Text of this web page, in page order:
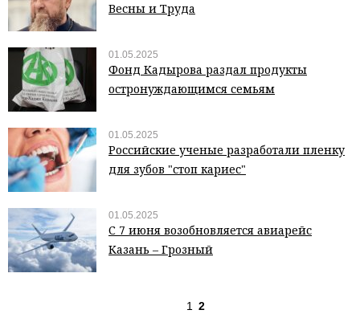
Весны и Труда
01.05.2025
Фонд Кадырова раздал продукты
остронуждающимся семьям
01.05.2025
Российские ученые разработали пленку
для зубов "стоп кариес"
01.05.2025
С 7 июня возобновляется авиарейс
Казань – Грозный
1 2